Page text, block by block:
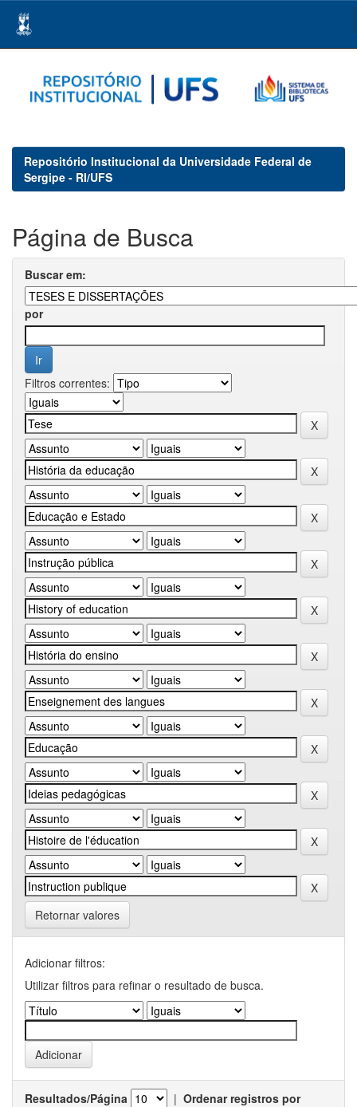
navigation
Repositório Institucional da Universidade Federal de
Sergipe - RI/UFS
Página de Busca
Buscar em:
por
Filtros correntes:
Retornar valores
Adicionar filtros:
Utilizar filtros para refinar o resultado de busca.
Resultados/Página | Ordenar registros por